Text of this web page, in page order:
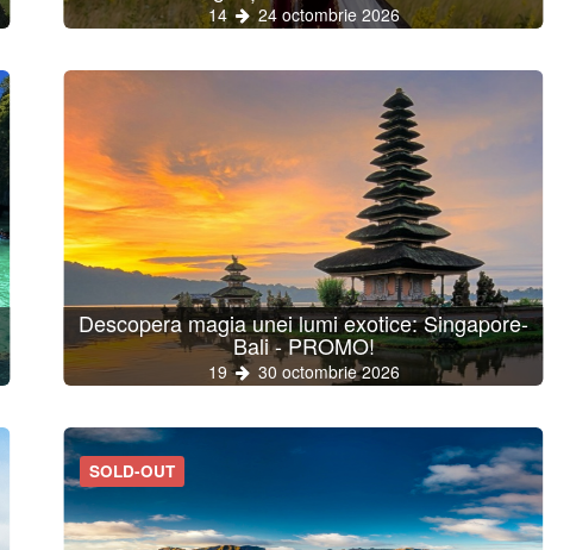
14 24 octombrie 2026
Descopera magia unei lumi exotice: Singapore-
Bali - PROMO!
19 30 octombrie 2026
SOLD-OUT